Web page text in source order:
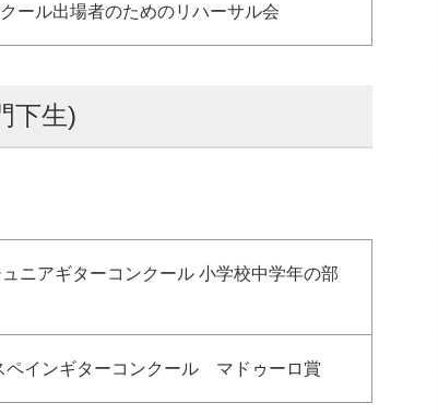
ール出場者のためのリハーサル会
下生)
ニアギターコンクール 小学校中学年の部
ペインギターコンクール マドゥーロ賞